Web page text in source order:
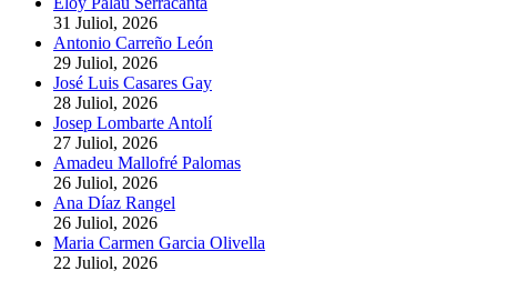
31 Juliol, 2026
Antonio Carreño León
29 Juliol, 2026
José Luis Casares Gay
28 Juliol, 2026
Josep Lombarte Antolí
27 Juliol, 2026
Amadeu Mallofré Palomas
26 Juliol, 2026
Ana Díaz Rangel
26 Juliol, 2026
Maria Carmen Garcia Olivella
22 Juliol, 2026